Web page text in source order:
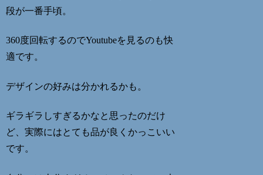
段が一番手頃。
360度回転するのでYoutubeを見るのも快
適です。
デザインの好みは分かれるかも。
ギラギラしすぎるかなと思ったのだけ
ど、実際にはとても品が良くかっこいい
です。